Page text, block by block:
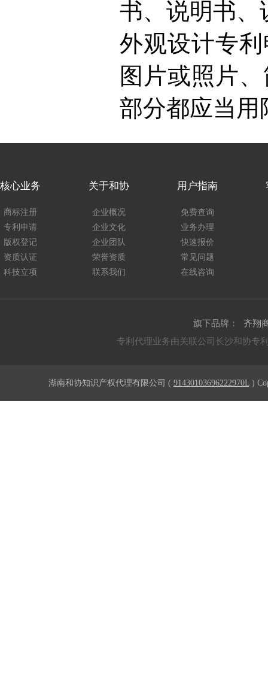
书、说明书、
外观设计专
图片或照片
部分都应当用
核心业务
商标注册
专利申请
版权登记
资质认证
科技立项
关于和协
企业概况
企业文化
企业团队
荣誉资质
联系我们
用户指南
免费查询
业务办理
快速报价
常见问题
在线咨询
旗下品牌：
齐翔
专利代理业务由关联公司长沙和协专
湖南和协知识产权代理有限公司 ( 91430103696222970L)